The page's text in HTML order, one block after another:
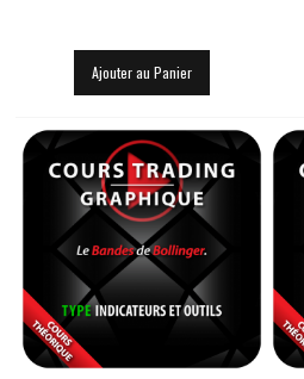
Ajouter au Panier